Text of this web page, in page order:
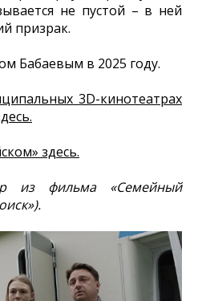
не пустой – в ней
призрак.
Бабаевым в 2025 году.
3D-кинотеатрах
здесь.
из фильма «Семейный